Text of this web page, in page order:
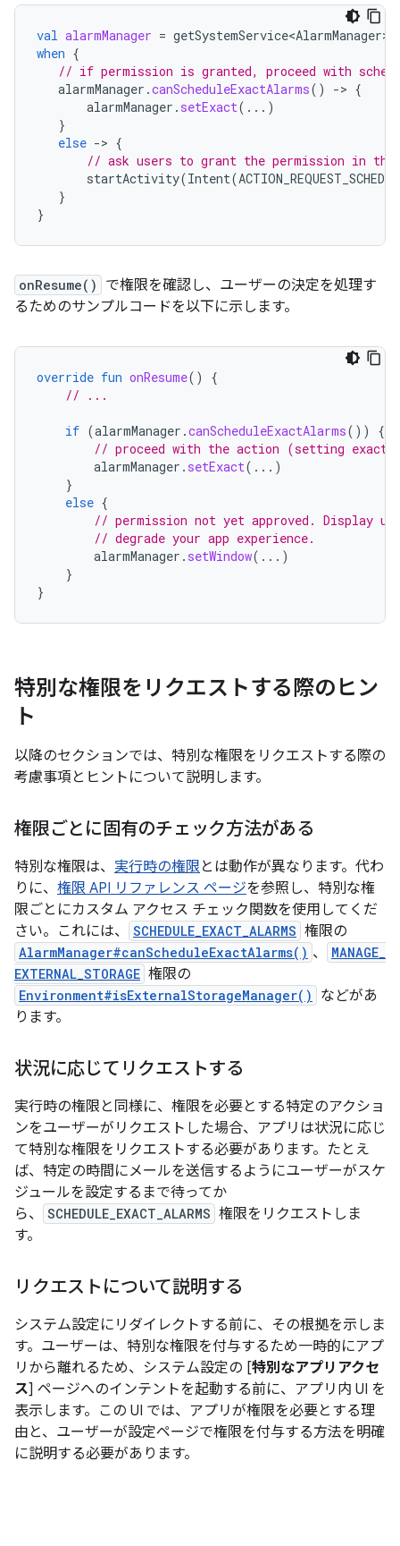
val alarmManager = getSystemService<AlarmManager>
when {
// if permission is granted, proceed with
alarmManager .canScheduleExactAlarms() -> {
alarmManager . setExact(...)
}
else -> {
// ask users to grant the permission in the
startActivity(Intent(
}
}
onResume()
で権限を確認し、ユーザーの決定を処理す
るためのサンプルコードを以下に示します。
override fun onResume()
{
// ...
if (alarmManager .canScheduleExactAlarms())
{
// proceed with the action (setting exact
alarmManager . setExact(...)
}
else {
// permission not yet approved. Display
// degrade your app experience.
alarmManager . setWindow(...)
}
}
特別な権限をリクエストする際のヒン
ト
以降のセクションでは、特別な権限をリクエストする際の
考慮事項とヒントについて説明します。
権限ごとに固有のチェック方法がある
特別な権限は、 実行時の権限 とは動作が異なります。代わ
りに、 権限 API リファレンス ページを参照し、特別な権
限ごとにカスタム アクセス チェック関数を使用してくだ
さい。これには、
SCHEDULE_EXACT_ALARMS 権限の
AlarmManager#canScheduleExactAlarms() 、
MANAGE_
EXTERNAL_STORAGE 権限の
Environment#isExternalStorageManager()
などがあ
ります。
状況に応じてリクエストする
実行時の権限と同様に、権限を必要とする特定のアクショ
ンをユーザーがリクエストした場合、アプリは状況に応じ
て特別な権限をリクエストする必要があります。たとえ
ば、特定の時間にメールを送信するようにユーザーがスケ
ジュールを設定するまで待ってか
ら、
SCHEDULE_EXACT_ALARMS 権限をリクエストしま
す。
リクエストについて説明する
システム設定にリダイレクトする前に、その根拠を示しま
す。ユーザーは、特別な権限を付与するため一時的にアプ
リから離れるため、システム設定の [特別なアプリアクセ
ス] ページへのインテントを起動する前に、アプリ内 UI を
表示します。この UI では、アプリが権限を必要とする理
由と、ユーザーが設定ページで権限を付与する方法を明確
に説明する必要があります。